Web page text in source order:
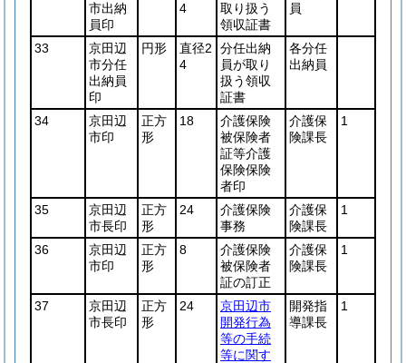
市出納
員印
4
取り扱う
領収証書
員
33
京田辺
市分任
出納員
印
円形
直径2
4
分任出納
員が取り
扱う領収
証書
各分任
出納員
34
京田辺
市印
正方
形
18
介護保険
被保険者
証等介護
保険保険
者印
介護保
険課長
1
35
京田辺
市長印
正方
形
24
介護保険
事務
介護保
険課長
1
36
京田辺
市印
正方
形
8
介護保険
被保険者
証の訂正
介護保
険課長
1
37
京田辺
市長印
正方
形
24
京田辺市
開発行為
等の手続
等に関す
開発指
導課長
1